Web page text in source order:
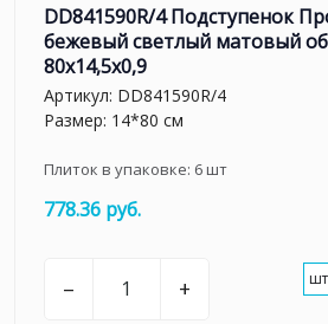
DD841590R/4 Подступенок
бежевый светлый матовый
80x14,5x0,9
Артикул: DD841590R/4
Размер: 14*80 см
Плиток в упаковке: 6шт
778.36 руб.
– +